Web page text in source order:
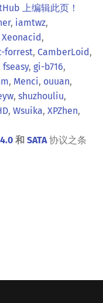
上编辑此页！
, iamtwz,
Xeonacid ,
forrest, CamberLoid ,
fseasy, gi-b716,
, Menci, ouuan,
, shuzhouliu,
, Wsuika, XPZhen,
和 SATA协议之条